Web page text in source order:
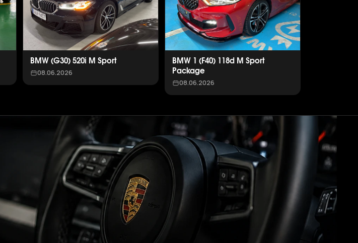
BMW (G30) 520i M Sport
08.06.2026
BMW 1 (F40) 118d M Sport
Package
08.06.2026